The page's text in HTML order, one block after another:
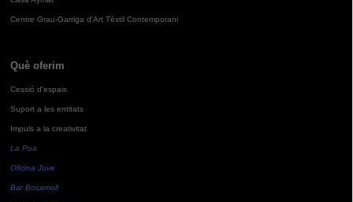
Centre Grau-Garriga d'Art Tèxtil Contemporani
Què oferim
Cessió d'espais
Suport a les entitats
Impuls a la creativitat
La Pua
Oficina Jove
Bar Bocamoll